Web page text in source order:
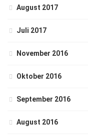
August 2017
Juli 2017
November 2016
Oktober 2016
September 2016
August 2016